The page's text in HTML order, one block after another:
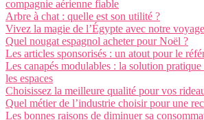
compagnie aérienne fiable
Arbre à chat : quelle est son utilité ?
Vivez la magie de l’Égypte avec notre
Quel nougat espagnol acheter pour Noël ?
Les articles sponsorisés : un atout pour le
Les canapés modulables : la solution pratique
les espaces
Choisissez la meilleure qualité pour vos
Quel métier de l’industrie choisir pour une
Les bonnes raisons de diminuer sa